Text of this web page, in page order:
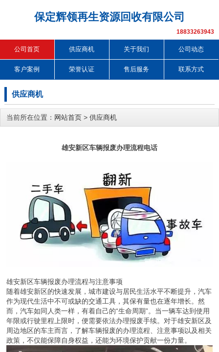
保定辉领再生资源回收有限公司
18833263943
公司首页 供应商机 关于我们 公司动态
客户案例 荣誉认证 售后服务 联系方式
供应商机
当前所在位置： 网站首页 > 供应商机
雄安新区车辆报废办理流程电话
雄安新区车辆报废办理流程与注意事项
随着雄安新区的快速发展，城市建设与居民生活水平不断提升，汽车
作为现代生活中不可或缺的交通工具，其保有量也在逐年增长。然
而，汽车如同人类一样，有着自己的“生命周期”。当一辆车达到使用
年限或行驶里程上限时，便需要依法办理报废手续。对于雄安新区及
周边地区的车主而言，了解车辆报废的办理流程、注意事项以及相关
政策，不仅能保障自身权益，还能为环境保护贡献一份力量。